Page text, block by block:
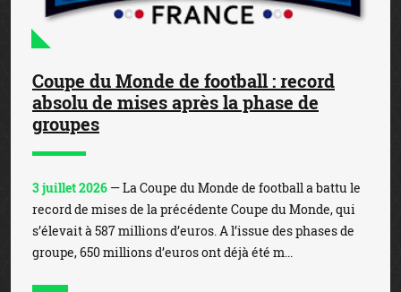
Coupe du Monde de football : record
absolu de mises après la phase de
groupes
3 juillet 2026 — La Coupe du Monde de football a battu le
record de mises de la précédente Coupe du Monde, qui
s’élevait à 587 millions d’euros. A l’issue des phases de
groupe, 650 millions d’euros ont déjà été m...